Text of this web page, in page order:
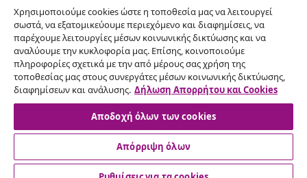
Ανακαλύψτε περισσότερα
© 2008-2026 vidaXL Ο ιστότοπος www.vidaxl.gr αποτελεί
ιδιοκτησία της vidaXL Marketplace International B.V.
Χρησιμοποιούμε cookies ώστε η τοποθεσία μας να λειτουργεί
σωστά, να εξατομικεύουμε περιεχόμενο και διαφημίσεις, να
παρέχουμε λειτουργίες μέσων κοινωνικής δικτύωσης και να
αναλύουμε την κυκλοφορία μας. Επίσης, κοινοποιούμε
πληροφορίες σχετικά με την από μέρους σας χρήση της
τοποθεσίας μας στους συνεργάτες μέσων κοινωνικής δικτύωσης,
διαφημίσεων και ανάλυσης. Δήλωση Απορρήτου και Cookies
Αποδοχή όλων των cookies
Απόρριψη όλων